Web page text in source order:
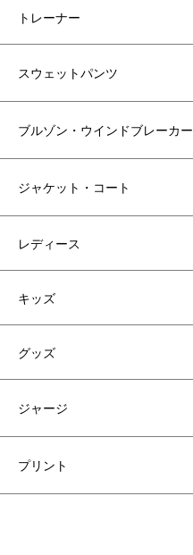
トレーナー
スウェットパンツ
ブルゾン・ウインドブレーカー
ジャケット・コート
レディース
キッズ
グッズ
ジャージ
プリント